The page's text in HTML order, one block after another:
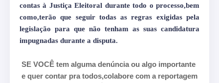
contas à Justiça Eleitoral durante todo o processo,bem
como,terão que seguir todas as regras exigidas pela
legislação para que não tenham as suas candidatura
impugnadas durante a disputa.
SE VOCÊ tem alguma denúncia ou algo importante
e quer contar pra todos,colabore com a reportagem